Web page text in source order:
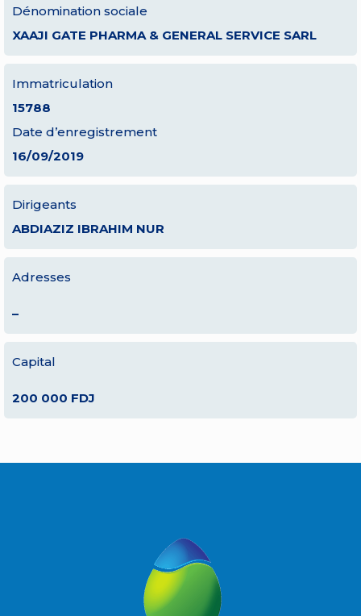
Dénomination sociale
XAAJI GATE PHARMA & GENERAL SERVICE SARL
Immatriculation
15788
Date d’enregistrement
16/09/2019
Dirigeants
ABDIAZIZ IBRAHIM NUR
Adresses
–
Capital
200 000 FDJ